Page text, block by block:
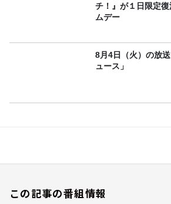
チ！』が１日限定
ムデー
8月4日（火）の放
ュース」
この記事の番組情報